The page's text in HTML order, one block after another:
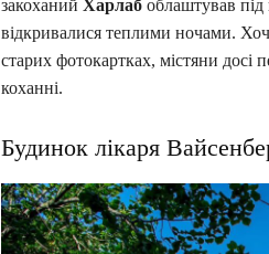
закоханий Харлаб облаштував
відкривалися теплими ночами.
старих фотокартках, містяни досі
коханні.
Будинок лікаря